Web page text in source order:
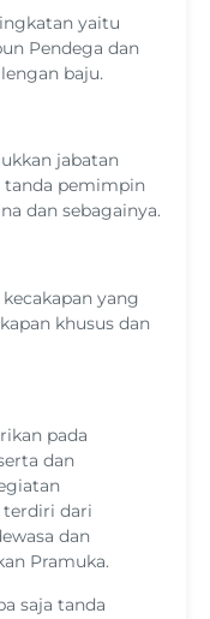
yaitu
Pendega dan
baju.
jabatan
tanda pemimpin
dan sebagainya.
yang
khusus dan
pada
dan
terdiri dari
dan
Pramuka.
saja tanda